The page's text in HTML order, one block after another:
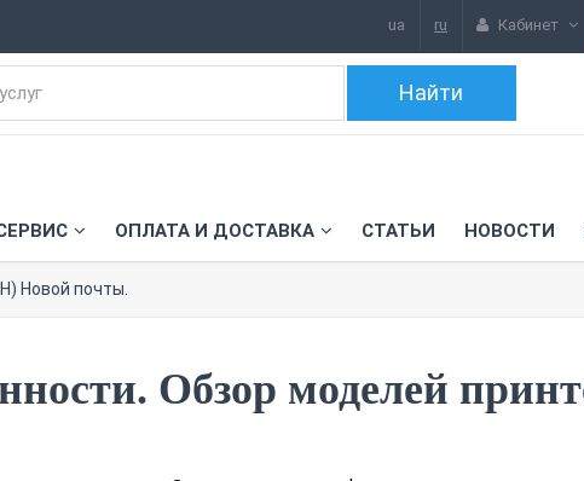
ОПЛАТА И ДОСТАВКА СТАТЬИ НОВОСТИ
ua ru Кабинет
Новой почты.
Обзор моделей